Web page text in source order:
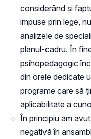
considerând și
impuse prin lege,
analizele de
planul-cadru. În
psihopedagogic
din orele dedicate
programe care să
aplicabilitate a
În principiu am
negativă în